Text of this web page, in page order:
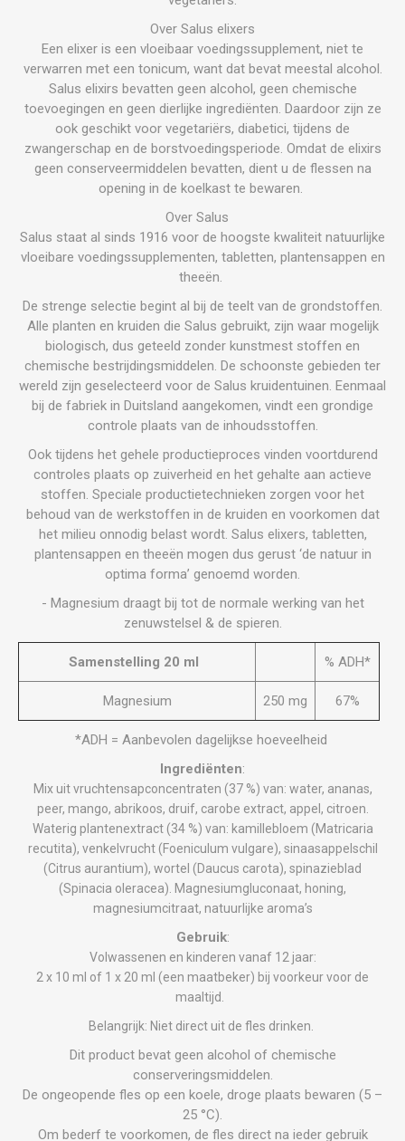
Over Salus elixers
Een elixer is een vloeibaar voedingssupplement, niet te
verwarren met een tonicum, want dat bevat meestal alcohol.
Salus elixirs bevatten geen alcohol, geen chemische
toevoegingen en geen dierlijke ingrediënten. Daardoor zijn ze
ook geschikt voor vegetariërs, diabetici, tijdens de
zwangerschap en de borstvoedingsperiode. Omdat de elixirs
geen conserveermiddelen bevatten, dient u de flessen na
opening in de koelkast te bewaren.
Over Salus
Salus staat al sinds 1916 voor de hoogste kwaliteit natuurlijke
vloeibare voedingssupplementen, tabletten, plantensappen en
theeën.
De strenge selectie begint al bij de teelt van de grondstoffen.
Alle planten en kruiden die Salus gebruikt, zijn waar mogelijk
biologisch, dus geteeld zonder kunstmest stoffen en
chemische bestrijdingsmiddelen. De schoonste gebieden ter
wereld zijn geselecteerd voor de Salus kruidentuinen. Eenmaal
bij de fabriek in Duitsland aangekomen, vindt een grondige
controle plaats van de inhoudsstoffen.
Ook tijdens het gehele productieproces vinden voortdurend
controles plaats op zuiverheid en het gehalte aan actieve
stoffen. Speciale productietechnieken zorgen voor het
behoud van de werkstoffen in de kruiden en voorkomen dat
het milieu onnodig belast wordt. Salus elixers, tabletten,
plantensappen en theeën mogen dus gerust ‘de natuur in
optima forma’ genoemd worden.
- Magnesium draagt bij tot de normale werking van het
zenuwstelsel & de spieren.
Samenstelling 20 ml % ADH*
Magnesium 250 mg 67%
*ADH = Aanbevolen dagelijkse hoeveelheid
Ingrediënten:
Mix uit vruchtensapconcentraten (37 %) van: water, ananas,
peer, mango, abrikoos, druif, carobe extract, appel, citroen.
Waterig plantenextract (34 %) van: kamillebloem (Matricaria
recutita), venkelvrucht (Foeniculum vulgare), sinaasappelschil
(Citrus aurantium), wortel (Daucus carota), spinazieblad
(Spinacia oleracea). Magnesiumgluconaat, honing,
magnesiumcitraat, natuurlijke aroma’s
Gebruik:
Volwassenen en kinderen vanaf 12 jaar:
2 x 10 ml of 1 x 20 ml (een maatbeker) bij voorkeur voor de
maaltijd.
Belangrijk: Niet direct uit de fles drinken.
Dit product bevat geen alcohol of chemische
conserveringsmiddelen.
De ongeopende fles op een koele, droge plaats bewaren (5 –
25 °C).
Om bederf te voorkomen, de fles direct na ieder gebruik